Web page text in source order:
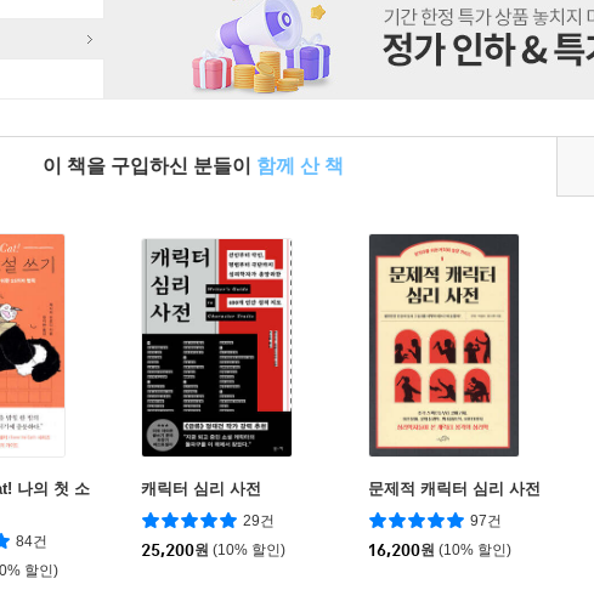
이 책을 구입하신 분들이 함께 산 책
나의 첫 소
84건
할인)
캐릭터 심리 사전
29건
25,200원 (10% 할인)
문제적 캐릭터 심리 사전
97건
16,200원 (10% 할인)